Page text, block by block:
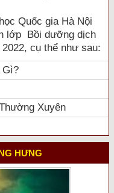
Quốc gia Hà Nội
lớp Bồi dưỡng dịch
cụ thể như sau:
Gì?
Xuyên
HƯNG